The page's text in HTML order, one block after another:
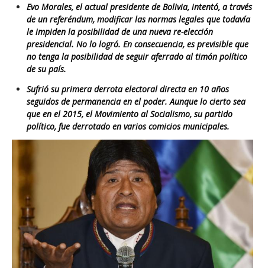
Evo Morales, el actual presidente de Bolivia, intentó, a través
de un referéndum, modificar las normas legales que todavía
le impiden la posibilidad de una nueva re-elección
presidencial. No lo logró. En consecuencia, es previsible que
no tenga la posibilidad de seguir aferrado al timón político
de su país.
Sufrió su primera derrota electoral directa en 10 años
seguidos de permanencia en el poder. Aunque lo cierto sea
que en el 2015, el Movimiento al Socialismo, su partido
político, fue derrotado en varios comicios municipales.